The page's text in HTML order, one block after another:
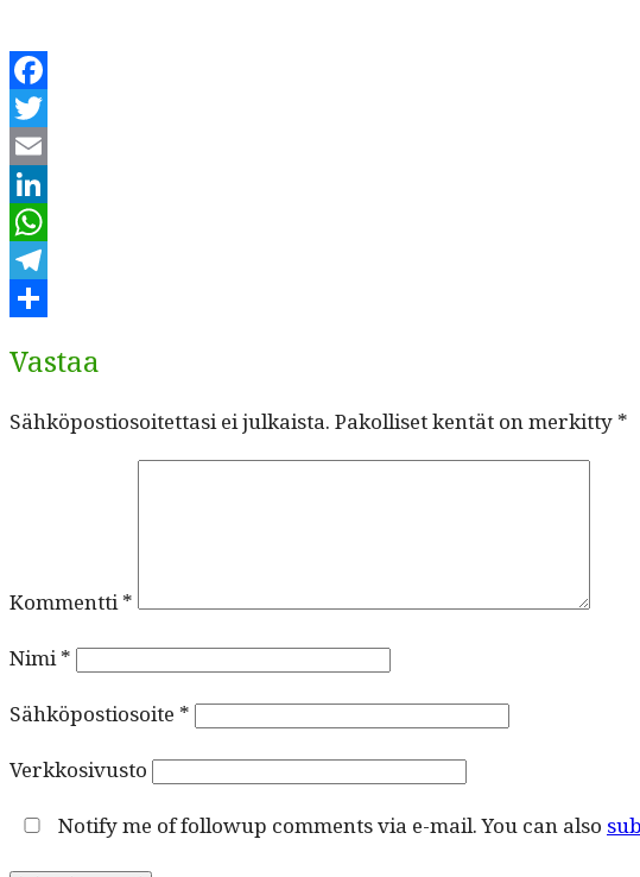
Facebook
Twitter
Email
LinkedIn
WhatsApp
Telegram
Vastaa
Sähköpostiosoitettasi ei julkaista. Pakolliset kentät on merkitty *
Kommentti*
Nimi*
Sähköpostiosoite *
Verkkosivusto
Notify me of followup comments via e-mail. You can also